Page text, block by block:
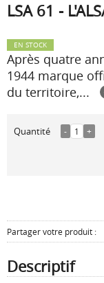
LSA 61 -
EN STOCK
Après quatre
1944 marque
du territoire,...
Quantité - 1 +
Partager votre produit :
Descriptif